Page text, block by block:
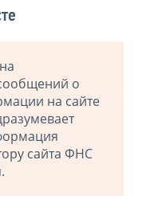
о
на сайте
сайта ФНС